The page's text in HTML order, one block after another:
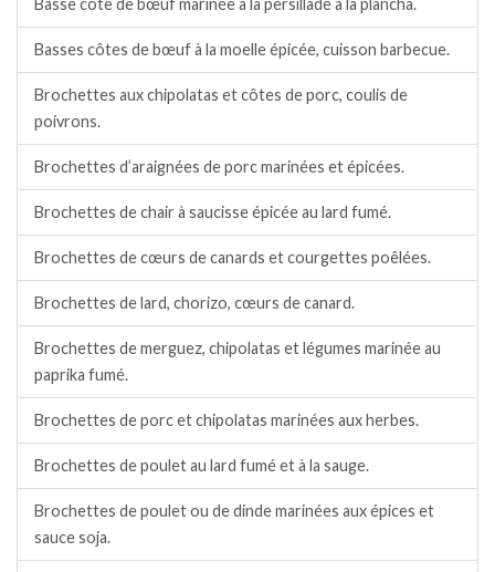
Basse côte de bœuf marinée à la persillade à la plancha.
Basses côtes de bœuf à la moelle épicée, cuisson barbecue.
Brochettes aux chipolatas et côtes de porc, coulis de
poivrons.
Brochettes d’araignées de porc marinées et épicées.
Brochettes de chair à saucisse épicée au lard fumé.
Brochettes de cœurs de canards et courgettes poêlées.
Brochettes de lard, chorizo, cœurs de canard.
Brochettes de merguez, chipolatas et légumes marinée au
paprika fumé.
Brochettes de porc et chipolatas marinées aux herbes.
Brochettes de poulet au lard fumé et à la sauge.
Brochettes de poulet ou de dinde marinées aux épices et
sauce soja.